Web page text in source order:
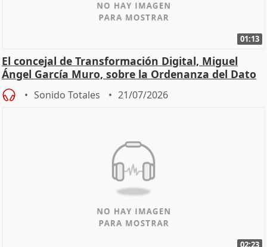
01:13
El concejal de Transformación Digital, Miguel
Ángel García Muro, sobre la Ordenanza del Dato
Sonido Totales 21/07/2026
02:23